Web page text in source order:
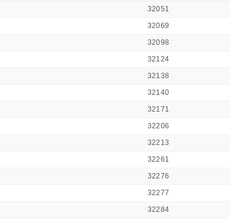
32051
32069
32098
32124
32138
32140
32171
32206
32213
32261
32276
32277
32284